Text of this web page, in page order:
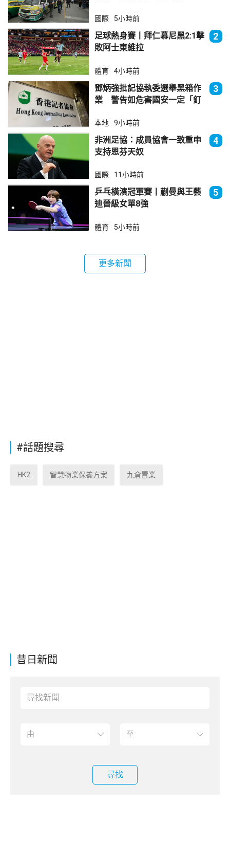
昔日新聞
尋找
國際 5小時前
足球熱身賽丨拜仁慕尼黑2:1擊
敗阿士東維拉
2
體育 4小時前
鄧炳強批記協執委選舉黑箱作
業 警告如危害國安一定「釘
3
本地 9小時前
非洲足協：成員協會一致重申
支持恩芬天奴
4
國際 11小時前
乒乓橫濱冠軍賽丨蒯曼與王藝
迪晉級女單8強
5
體育 5小時前
更多新聞
#話題搜尋
HK2 智慧物業保養方案 九倉置業